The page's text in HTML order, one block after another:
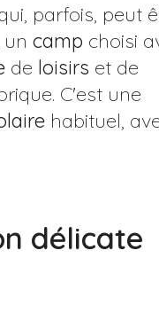
parfois, peut
un camp choisi
de loisirs et de
C'est une
habituel,
délicate